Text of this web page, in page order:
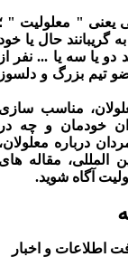
یعنی " معلولیت " ؛
حال یا خود
یا سه یا ... نفر از
تیم بزرگ و دلسوز
مناسب سازی
خودمان و چه در
درباره معلولان،
مقاله های
آگاه شوید.
اطلاعات و اخبار